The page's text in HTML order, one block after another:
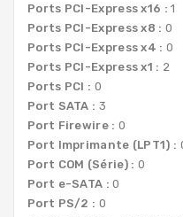
Ports PCI-Express x16 : 1
Ports PCI-Express x8 : 0
Ports PCI-Express x4 : 0
Ports PCI-Express x1 : 2
Ports PCI : 0
Port SATA : 3
Port Firewire : 0
Port Imprimante (LPT1) :
Port COM (Série) : 0
Port e-SATA : 0
Port PS/2 : 0